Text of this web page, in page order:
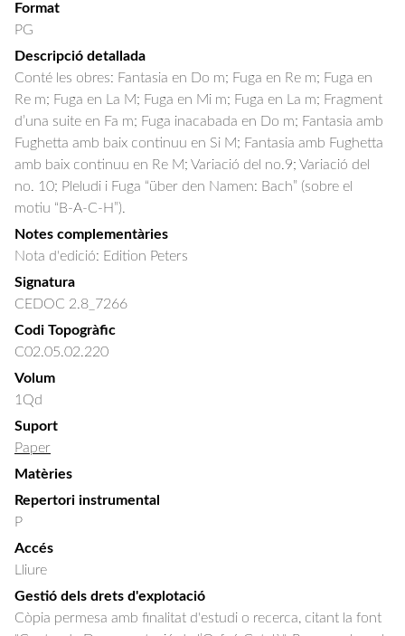
Format
PG
Descripció detallada
Conté les obres: Fantasia en Do m; Fuga en Re m; Fuga en
Re m; Fuga en La M; Fuga en Mi m; Fuga en La m; Fragment
d’una suite en Fa m; Fuga inacabada en Do m; Fantasia amb
Fughetta amb baix continuu en Si M; Fantasia amb Fughetta
amb baix continuu en Re M; Variació del no.9; Variació del
no. 10; Pleludi i Fuga “über den Namen: Bach” (sobre el
motiu “B-A-C-H”).
Notes complementàries
Nota d'edició: Edition Peters
Signatura
CEDOC 2.8_7266
Codi Topogràfic
C02.05.02.220
Volum
1Qd
Suport
Paper
Matèries
Repertori instrumental
P
Accés
Lliure
Gestió dels drets d'explotació
Còpia permesa amb finalitat d'estudi o recerca, citant la font